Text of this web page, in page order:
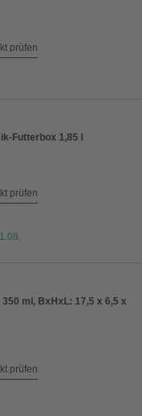
prüfen
Futterbox 1,85 l
prüfen
ml, BxHxL: 17,5 x 6,5 x
prüfen